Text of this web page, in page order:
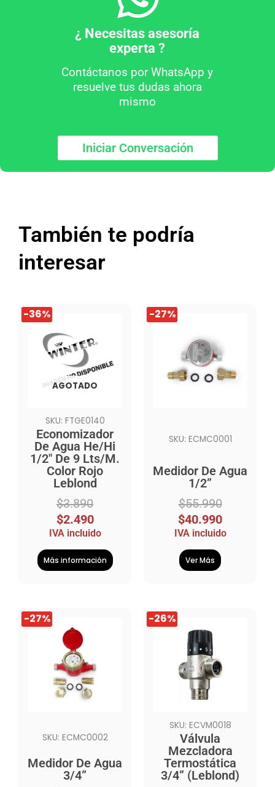
¿ Necesitas asesoría
experta ?
Contáctanos por WhatsApp y
resuelve tus dudas ahora
mismo
Iniciar Conversación
También te podría
interesar
-36%
AGOTADO
SKU: FTGE0140
Economizador
De Agua He/Hi
1/2″ De 9 Lts/M.
Color Rojo
Leblond
$3.890
El
precio
original
$3.890.
$2.490
El
precio
actual
$2.490.
IVA incluido
Más información
-27%
SKU: ECMC0001
Medidor De Agua
1/2”
$55.990
El
precio
original
$55.990.
$40.990
El
precio
$40.990.
IVA incluido
Ver Más
-27%
SKU: ECMC0002
Medidor De Agua
3/4”
El
precio
original
$70.990.
El
precio
$51.990.
-26%
SKU: ECVM0018
Válvula
Mezcladora
Termostática
3/4” (Leblond)
El
precio
original
$94.990.
El
precio
$69.990.